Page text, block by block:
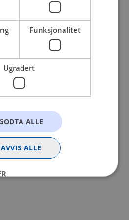
for more information).
Funksjonalitet
Ugradert
ALLE
AVVIS ALLE